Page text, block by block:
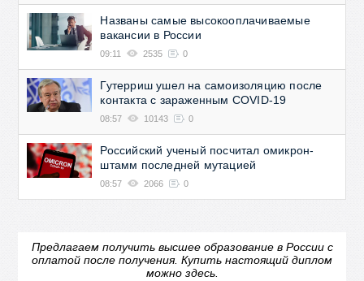
Названы самые высокооплачиваемые
вакансии в России
09:11 2535 0
Гутерриш ушел на самоизоляцию после
контакта с зараженным COVID-19
08:57 10143 0
Российский ученый посчитал омикрон-
штамм последней мутацией
08:57 2066 0
Предлагаем получить высшее образование в России с
оплатой после получения. Купить настоящий диплом
можно здесь.